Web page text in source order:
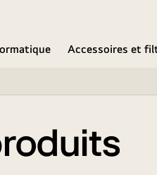
Accessoires et